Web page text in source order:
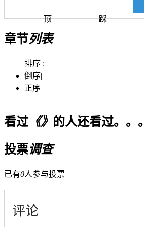
顶 踩
章节列表
排序 :
倒序|
正序
看过《》 的人还看过。。。
投票调查
已有0人参与投票
评论